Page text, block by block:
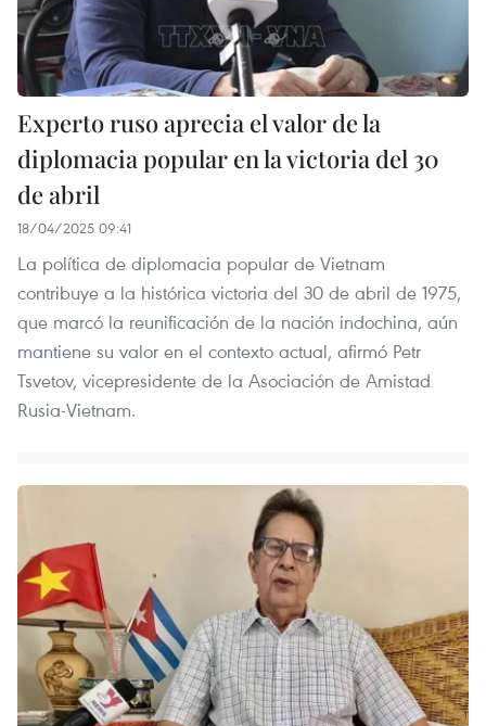
Experto ruso aprecia el valor de la
diplomacia popular en la victoria del 30
de abril
18/04/2025 09:41
La política de diplomacia popular de Vietnam
contribuye a la histórica victoria del 30 de abril de 1975,
que marcó la reunificación de la nación indochina, aún
mantiene su valor en el contexto actual, afirmó Petr
Tsvetov, vicepresidente de la Asociación de Amistad
Rusia-Vietnam.